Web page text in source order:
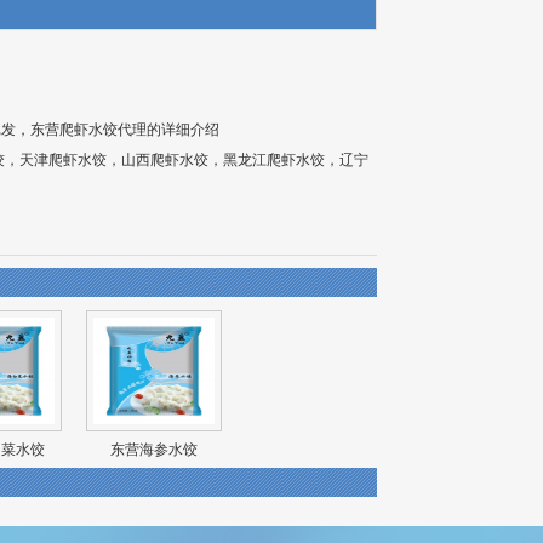
，东营爬虾水饺代理的详细介绍
， 天津爬虾水饺 ， 山西爬虾水饺 ， 黑龙江爬虾水饺 ， 辽宁
水饺 东营海参水饺